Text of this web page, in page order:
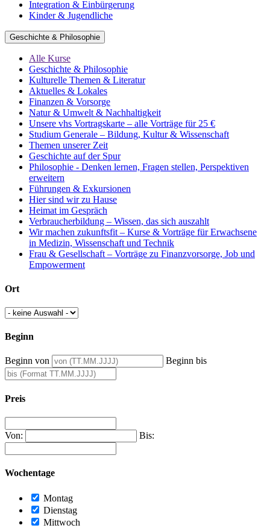
Integration & Einbürgerung
Kinder & Jugendliche
Geschichte & Philosophie
Alle Kurse
Geschichte & Philosophie
Kulturelle Themen & Literatur
Aktuelles & Lokales
Finanzen & Vorsorge
Natur & Umwelt & Nachhaltigkeit
Unsere vhs Vortragskarte – alle Vorträge für 25 €
Studium Generale – Bildung, Kultur & Wissenschaft
Themen unserer Zeit
Geschichte auf der Spur
Philosophie - Denken lernen, Fragen stellen, Perspektiven
erweitern
Führungen & Exkursionen
Hier sind wir zu Hause
Heimat im Gespräch
Verbraucherbildung – Wissen, das sich auszahlt
Wir machen zukunftsfit – Kurse & Vorträge für Erwachsene
in Medizin, Wissenschaft und Technik
Frau & Gesellschaft – Vorträge zu Finanzvorsorge, Job und
Empowerment
Ort
Beginn
Beginn von Beginn bis
Preis
Von: Bis:
Wochentage
Montag
Dienstag
Mittwoch